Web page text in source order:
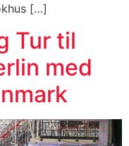
[…]
Tur til
med